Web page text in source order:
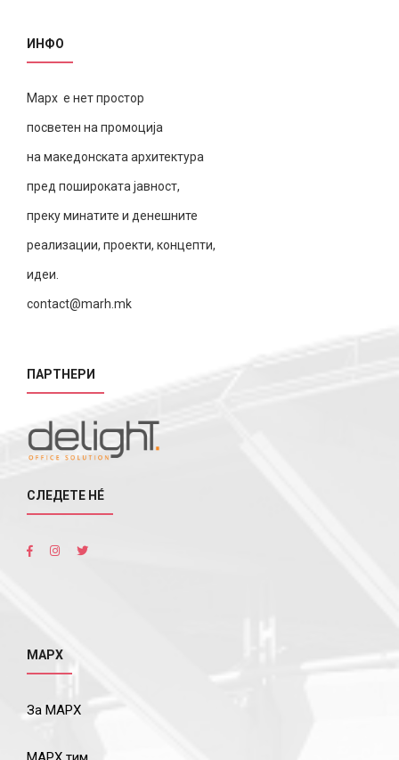
ИНФО
Марх е нет простор
посветен на промоција
на македонската архитектура
пред пошироката јавност,
преку минатите и денешните
реализации, проекти, концепти,
идеи.
contact@marh.mk
ПАРТНЕРИ
СЛЕДЕТЕ НÉ
МАРХ
За МАРХ